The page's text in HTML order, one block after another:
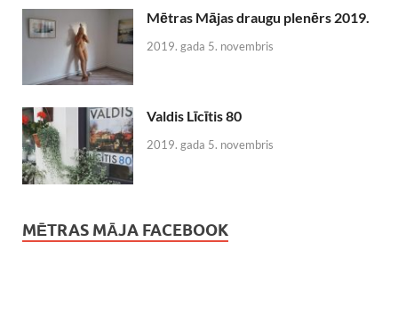
Mētras Mājas draugu plenērs 2019.
2019. gada 5. novembris
Valdis Līcītis 80
2019. gada 5. novembris
MĒTRAS MĀJA FACEBOOK